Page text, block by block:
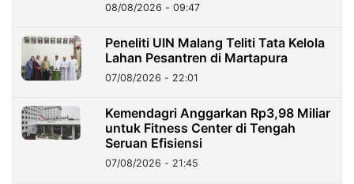
08/08/2026 - 09:47
Peneliti UIN Malang Teliti Tata Kelola
Lahan Pesantren di Martapura
07/08/2026 - 22:01
Kemendagri Anggarkan Rp3,98 Miliar
untuk Fitness Center di Tengah
Seruan Efisiensi
07/08/2026 - 21:45